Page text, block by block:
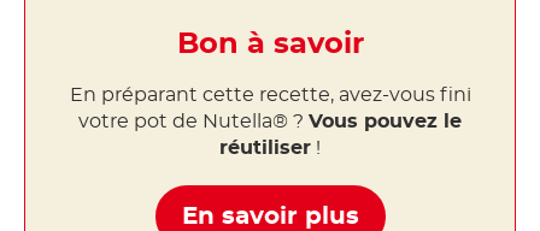
Bon à savoir
En préparant cette recette, avez-vous fini
votre pot de Nutella® ? Vous pouvez le
réutiliser !
En savoir plus